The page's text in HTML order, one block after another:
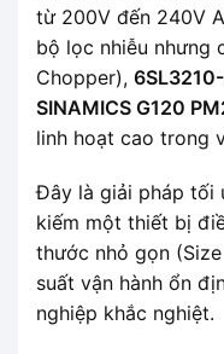
từ 200V đến 240V
bộ lọc nhiễu nhưng
Chopper),
SINAMICS G120
linh hoạt cao trong
Đây là giải pháp tối
kiếm một thiết bị
thước nhỏ gọn
suất vận hành ổn
nghiệp khắc nghiệt.